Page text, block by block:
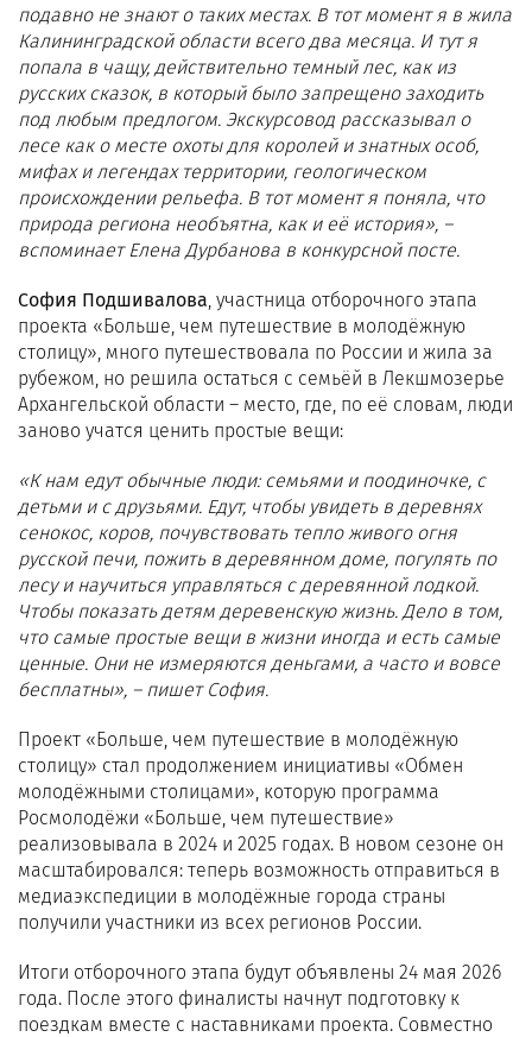
подавно не знают о таких местах. В тот момент я в жила
Калининградской области всего два месяца. И тут я
попала в чащу, действительно темный лес, как из
русских сказок, в который было запрещено заходить
под любым предлогом. Экскурсовод рассказывал о
лесе как о месте охоты для королей и знатных особ,
мифах и легендах территории, геологическом
происхождении рельефа. В тот момент я поняла, что
природа региона необъятна, как и её история», –
вспоминает Елена Дурбанова в конкурсной посте.
София Подшивалова, участница отборочного этапа
проекта «Больше, чем путешествие в молодёжную
столицу», много путешествовала по России и жила за
рубежом, но решила остаться с семьёй в Лекшмозерье
Архангельской области – место, где, по её словам, люди
заново учатся ценить простые вещи:
«К нам едут обычные люди: семьями и поодиночке, с
детьми и с друзьями. Едут, чтобы увидеть в деревнях
сенокос, коров, почувствовать тепло живого огня
русской печи, пожить в деревянном доме, погулять по
лесу и научиться управляться с деревянной лодкой.
Чтобы показать детям деревенскую жизнь. Дело в том,
что самые простые вещи в жизни иногда и есть самые
ценные. Они не измеряются деньгами, а часто и вовсе
бесплатны», – пишет София.
Проект «Больше, чем путешествие в молодёжную
столицу» стал продолжением инициативы «Обмен
молодёжными столицами», которую программа
Росмолодёжи «Больше, чем путешествие»
реализовывала в 2024 и 2025 годах. В новом сезоне он
масштабировался: теперь возможность отправиться в
медиаэкспедиции в молодёжные города страны
получили участники из всех регионов России.
Итоги отборочного этапа будут объявлены 24 мая 2026
года. После этого финалисты начнут подготовку к
поездкам вместе с наставниками проекта. Совместно